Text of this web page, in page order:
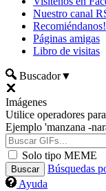
Nuestro canal
Recomiéndanos!
Páginas amigas
Libro de visitas
Buscador▼
Imágenes
Utilice operadores
Ejemplo 'manzana -
Solo tipo MEME
Búsquedas
Ayuda